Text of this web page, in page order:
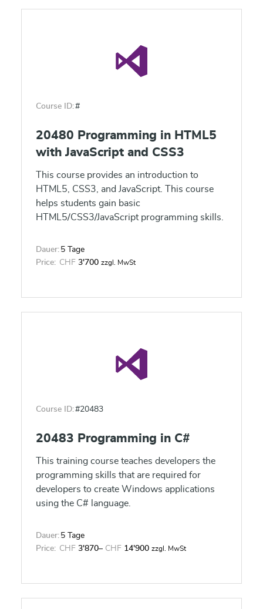
Course ID:#
20480 Programming in HTML5
with JavaScript and CSS3
This course provides an introduction to
HTML5, CSS3, and JavaScript. This course
helps students gain basic
HTML5/CSS3/JavaScript programming skills.
Dauer: 5 Tage
Price: CHF 3'700 zzgl. MwSt
Course ID:#20483
20483 Programming in C#
This training course teaches developers the
programming skills that are required for
developers to create Windows applications
using the C# language.
Dauer: 5 Tage
Price: CHF 3'870– CHF 14'900 zzgl. MwSt